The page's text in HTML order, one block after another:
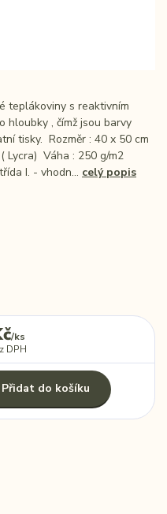
teplákoviny s reaktivním
hloubky , čímž jsou barvy
tisky. Rozměr : 40 x 50 cm
Lycra) Váha : 250 g/m2
I. - vhodn... celý popis
/ks
DPH
Přidat do košíku